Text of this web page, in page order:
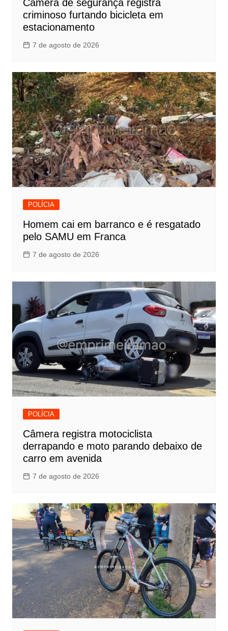
Câmera de segurança registra
criminoso furtando bicicleta em
estacionamento
7 de agosto de 2026
POLÍCIA
Homem cai em barranco e é resgatado
pelo SAMU em Franca
7 de agosto de 2026
POLÍCIA
Câmera registra motociclista
derrapando e moto parando debaixo de
carro em avenida
7 de agosto de 2026